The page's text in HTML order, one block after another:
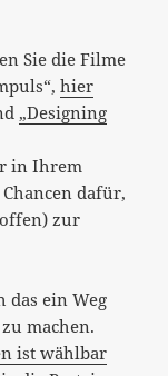
Sie die Filme
hier
„Designing
in Ihrem
dafür,
zur
das ein Weg
machen.
ist wählbar